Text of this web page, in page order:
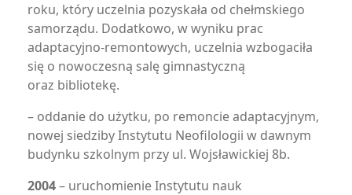
roku, który uczelnia pozyskała od chełmskiego
samorządu. Dodatkowo, w wyniku prac
adaptacyjno-remontowych, uczelnia wzbogaciła
się o nowoczesną salę gimnastyczną
oraz bibliotekę.
– oddanie do użytku, po remoncie adaptacyjnym,
nowej siedziby Instytutu Neofilologii w dawnym
budynku szkolnym przy ul. Wojsławickiej 8b.
2004– uruchomienie Instytutu nauk